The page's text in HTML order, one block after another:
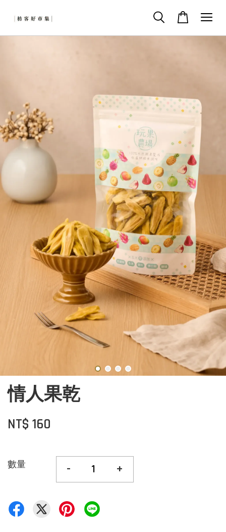
情人果乾
NT$ 160
數量 - +